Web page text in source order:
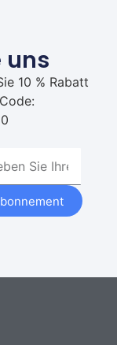
uns
10 % Rabatt